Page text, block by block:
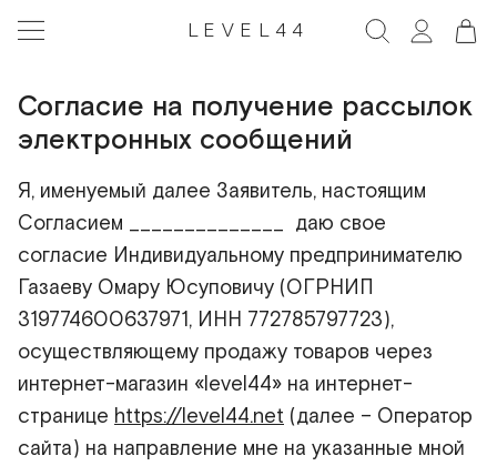
LEVEL44
Согласие на получение рассылок
электронных сообщений
Я, именуемый далее Заявитель, настоящим
Согласием ______________ даю свое
согласие Индивидуальному предпринимателю
Газаеву Омару Юсуповичу (ОГРНИП
319774600637971, ИНН 772785797723),
осуществляющему продажу товаров через
интернет-магазин «level44» на интернет-
странице https://level44.net (далее – Оператор
сайта) на направление мне на указанные мной